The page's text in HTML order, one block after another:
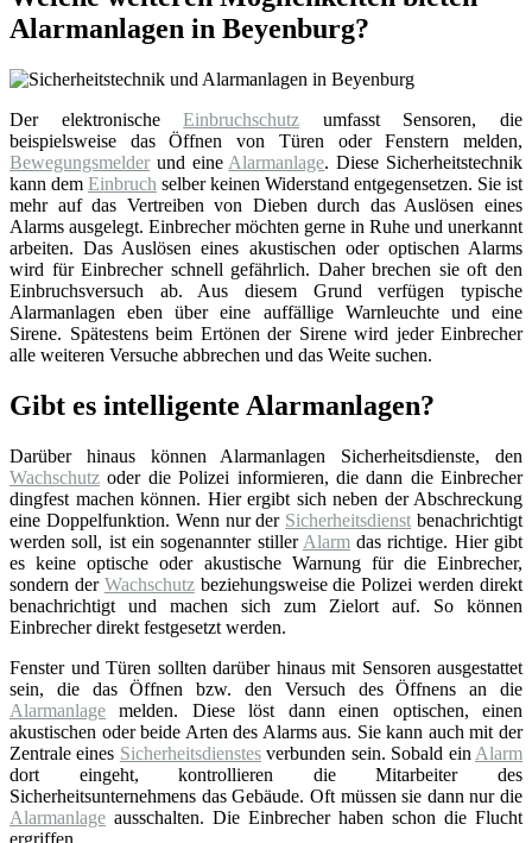
Alarmanlagen in Beyenburg?
Der elektronischeEinbruchschutz umfasst Sensoren, die
beispielsweise das Öffnen von Türen oder Fenstern melden,
Bewegungsmelder und eine Alarmanlage. Diese Sicherheitstechnik
kann dem Einbruch selber keinen Widerstand entgegensetzen. Sie ist
mehr auf das Vertreiben von Dieben durch das Auslösen eines
Alarms ausgelegt. Einbrecher möchten gerne in Ruhe und unerkannt
arbeiten. Das Auslösen eines akustischen oder optischen Alarms
wird für Einbrecher schnell gefährlich. Daher brechen sie oft den
Einbruchsversuch ab. Aus diesem Grund verfügen typische
Alarmanlagen eben über eine auffällige Warnleuchte und eine
Sirene. Spätestens beim Ertönen der Sirene wird jeder Einbrecher
alle weiteren Versuche abbrechen und das Weite suchen.
Gibt es intelligente Alarmanlagen?
Darüber hinaus können Alarmanlagen Sicherheitsdienste, den
Wachschutz oder die Polizei informieren, die dann die Einbrecher
dingfest machen können. Hier ergibt sich neben der Abschreckung
eine Doppelfunktion. Wenn nur der Sicherheitsdienst benachrichtigt
werden soll, ist ein sogenannter stiller Alarmdas richtige. Hier gibt
es keine optische oder akustische Warnung für die Einbrecher,
sondern der Wachschutzbeziehungsweise die Polizei werden direkt
benachrichtigt und machen sich zum Zielort auf. So können
Einbrecher direkt festgesetzt werden.
Fenster und Türen sollten darüber hinaus mit Sensoren ausgestattet
sein, die das Öffnen bzw. den Versuch des Öffnens an die
Alarmanlage melden. Diese löst dann einen optischen, einen
akustischen oder beide Arten des Alarms aus. Sie kann auch mit der
Zentrale eines Sicherheitsdienstesverbunden sein. Sobald ein Alarm
dort eingeht, kontrollieren die Mitarbeiter des
Sicherheitsunternehmens das Gebäude. Oft müssen sie dann nur die
Alarmanlage ausschalten. Die Einbrecher haben schon die Flucht
ergriffen.